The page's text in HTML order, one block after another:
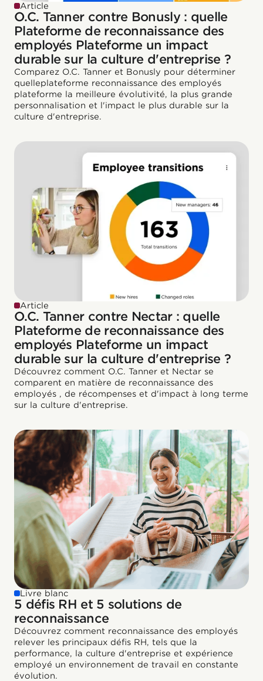
Article
O.C. Tanner contre Bonusly : quelle
Plateforme de reconnaissance des
employés Plateforme un impact
durable sur la culture d'entreprise ?
Comparez O.C. Tanner et Bonusly pour déterminer
quelleplateforme reconnaissance des employés
plateforme la meilleure évolutivité, la plus grande
personnalisation et l'impact le plus durable sur la
culture d'entreprise.
Article
O.C. Tanner contre Nectar : quelle
Plateforme de reconnaissance des
employés Plateforme un impact
durable sur la culture d'entreprise ?
Découvrez comment O.C. Tanner et Nectar se
comparent en matière de reconnaissance des
employés , de récompenses et d'impact à long terme
sur la culture d'entreprise.
Livre blanc
5 défis RH et 5 solutions de
reconnaissance
Découvrez comment reconnaissance des employés
relever les principaux défis RH, tels que la
performance, la culture d'entreprise et expérience
employé un environnement de travail en constante
évolution.